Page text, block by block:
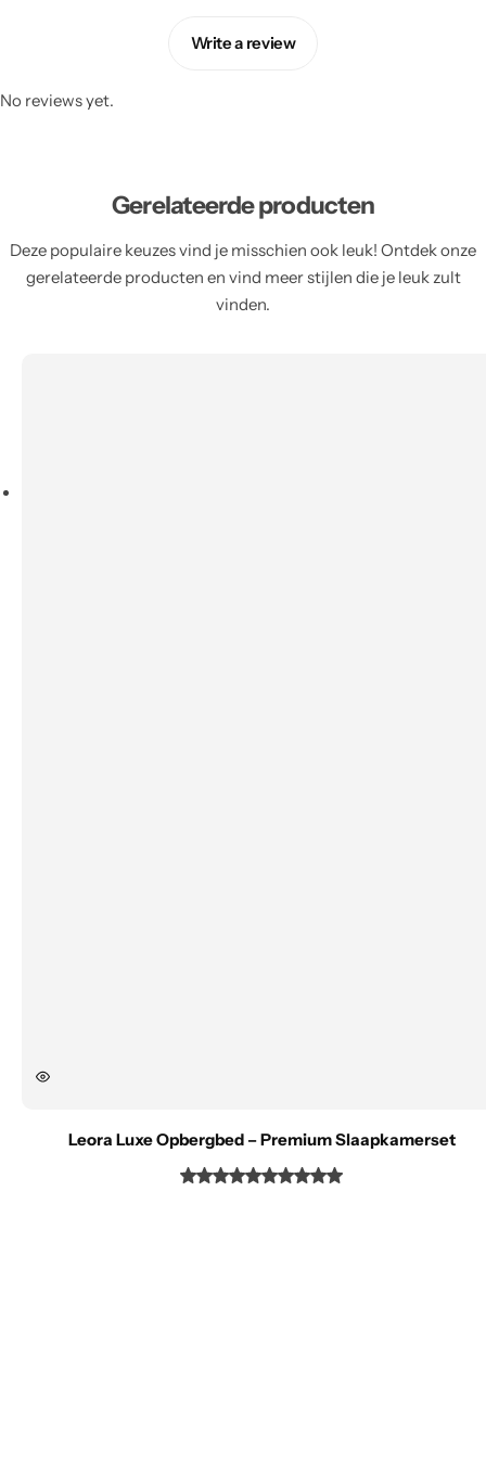
Write a review
No reviews yet.
Gerelateerde producten
Deze populaire keuzes vind je misschien ook leuk! Ontdek onze
gerelateerde producten en vind meer stijlen die je leuk zult
vinden.
Leora Luxe Opbergbed – Premium Slaapkamerset